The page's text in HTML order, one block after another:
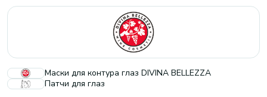
Маски для контура глаз DIVINA BELLEZZA
Патчи для глаз